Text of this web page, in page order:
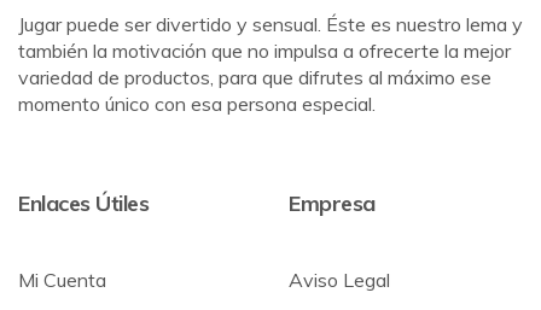
Jugar puede ser divertido y sensual. Éste es nuestro lema y
también la motivación que no impulsa a ofrecerte la mejor
variedad de productos, para que difrutes al máximo ese
momento único con esa persona especial.
Enlaces Útiles
Mi Cuenta
Empresa
Aviso Legal